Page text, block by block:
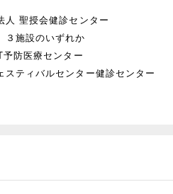
人 聖授会健診センター
施設のいずれか
防医療センター
ティバルセンター健診センター